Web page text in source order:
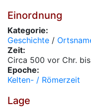
Einordnung
Kategorie:
Geschichte /
Zeit:
Circa 500 vor Chr.
Epoche:
Kelten- / Römerzeit
Lage